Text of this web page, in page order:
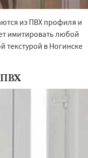
из ПВХ профиля и
имитировать любой
текстурой в Ногинске